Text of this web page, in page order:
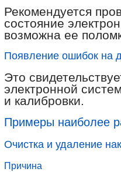
Рекомендуется
состояние
возможна ее
Появление ошибок на
Это
электронной
и калибровки.
Примеры наиболее
Очистка и удаление
Причина